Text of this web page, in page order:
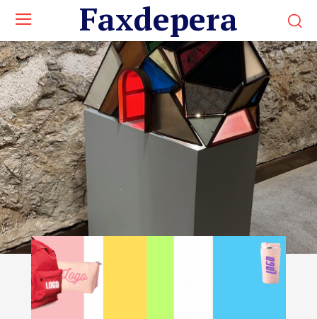
Faxdepera